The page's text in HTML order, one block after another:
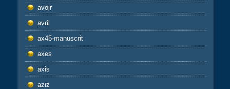
avoir
avril
ax45-manuscrit
axes
axis
aziz